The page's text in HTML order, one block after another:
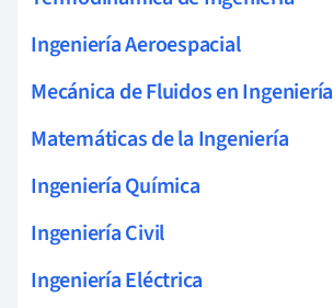
Ingeniería Aeroespacial
Mecánica de Fluidos en Ingeniería
Matemáticas de la Ingeniería
Ingeniería Química
Ingeniería Civil
Ingeniería Eléctrica